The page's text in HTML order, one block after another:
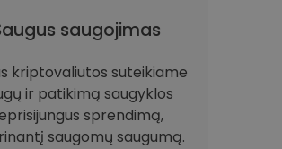
saugojimas
kriptovaliutos suteikiame
ir patikimą saugyklos
sprendimą,
saugomų saugumą.